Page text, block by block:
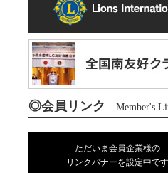
◎会員リンク Member's
ただいま会員企業様の
リンクバナーを設定中です